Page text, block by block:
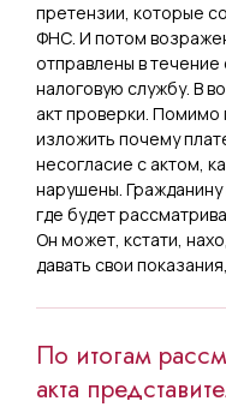
претензии, которые
ФНС. И потом
отправлены в
налоговую службу. В
акт проверки.
изложить почему
несогласие с актом,
нарушены.
где будет
Он может, кстати,
давать свои
По итогам
акта